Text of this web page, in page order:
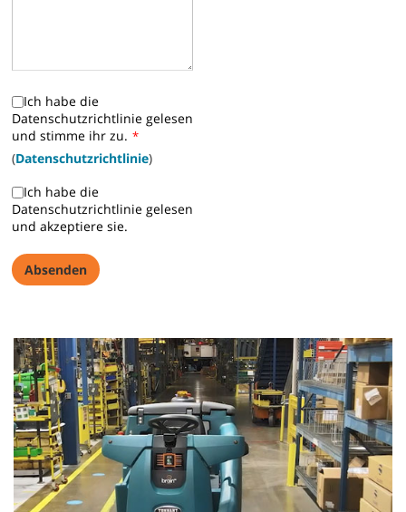
Ich habe die
Datenschutzrichtlinie gelesen
und stimme ihr zu. *
(Datenschutzrichtlinie)
Ich habe die
Datenschutzrichtlinie gelesen
und akzeptiere sie.